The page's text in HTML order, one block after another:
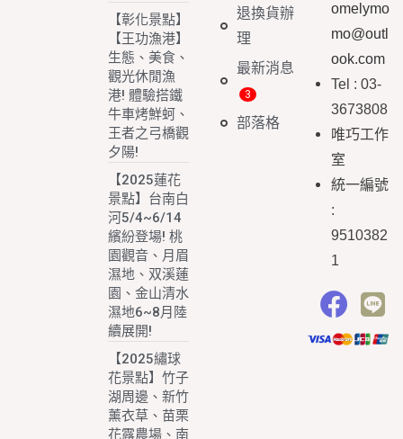
【彰化景點】
【王功漁港】
生態、美食、
觀光休閒漁
港! 體驗搭鐵
牛車烤鮮蚵、
王者之弓橋觀
夕陽!
【2025蓮花
景點】台南白
河5/4~6/14
繽紛登場! 桃
園觀音、月眉
濕地、双溪蓮
園、金山清水
濕地6~8月陸
續展開!
【2025繡球
花景點】竹子
湖周邊、新竹
薰衣草、苗栗
花露農場、南
退換貨辦
理
最新消息
部落格
omelymo
mo@outl
ook.com
Tel : 03-
3673808
唯巧工作
室
統一編號
:
9510382
1